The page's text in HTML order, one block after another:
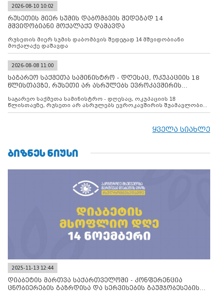
2026-08-10 10:02
რუსეთის მიერ სუმის დაბომბვის შედეგად 14
მშვიდობიანი მოქალაქე დაშავდა
რუსეთის მიერ სუმის დაბომბვის შედეგად 14 მშვიდობიანი
მოქალაქე დაშავდა
2026-08-08 11:00
საგარეო საქმეთა სამინისტრო - დღესაც, ოკუპაციის 18
წლისთავზე, რუსეთი არ ასრულებს ევროკავშირის
საგარეო საქმეთა სამინისტრო - დღესაც, ოკუპაციის 18
წლისთავზე, რუსეთი არ ასრულებს ევროკავშირის შუამავლობით
დადებულ 2008 წლის 12 აგვისტოს ცეცხლის შეწყვეტის
მილიტარიზაციის პროცესს და აქტიურად დგამს ნაბიჯებს მათი
ყველა სიახლე
ᲑᲘᲖᲜᲔᲡ ᲜᲘᲣᲡᲘ
2025-11-13 12:44
დიაბეტის მართვა საქართველოში - კონფერენცია
ცნობიერების გაზრდისა და სერვისების გაუმჯობესების